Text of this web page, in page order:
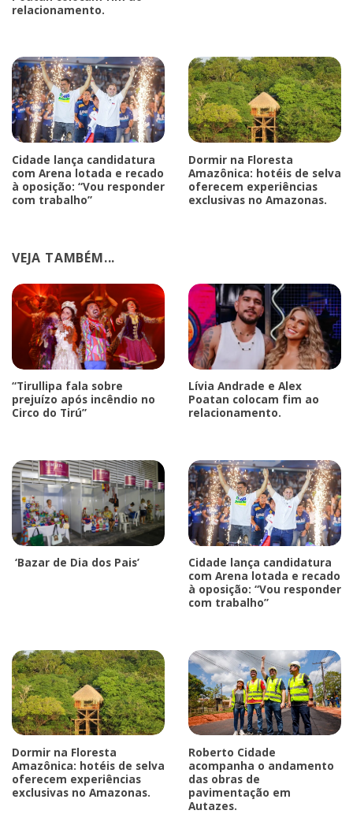
relacionamento.
Cidade lança candidatura
com Arena lotada e recado
à oposição: “Vou responder
com trabalho”
Dormir na Floresta
Amazônica: hotéis de selva
oferecem experiências
exclusivas no Amazonas.
VEJA TAMBÉM...
“Tirullipa fala sobre
prejuízo após incêndio no
Circo do Tirú”
Lívia Andrade e Alex
Poatan colocam fim ao
relacionamento.
‘Bazar de Dia dos Pais’
Cidade lança candidatura
com Arena lotada e recado
à oposição: “Vou responder
com trabalho”
Dormir na Floresta
Amazônica: hotéis de selva
oferecem experiências
exclusivas no Amazonas.
Roberto Cidade
acompanha o andamento
das obras de
pavimentação em
Autazes.